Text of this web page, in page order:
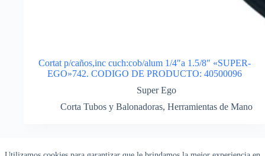
Cortat p/caños,inc cuch:cob/alum 1/4″a 1.5/8″ «SUPER-
EGO»742. CODIGO DE PRODUCTO: 40500096
Super Ego
Corta Tubos y Balonadoras, Herramientas de Mano
¡Consulte por descuentos!